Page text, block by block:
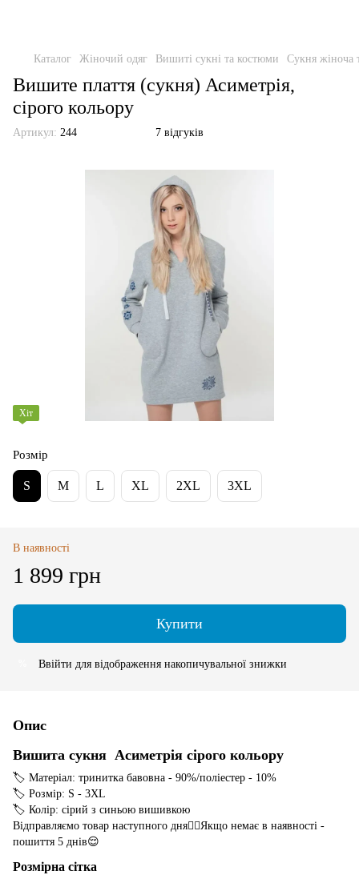
Каталог Жіночий одяг Вишиті сукні та костюми Сукня жіноча
Вишите плаття (сукня) Асиметрія,
сірого кольору
Артикул: 244 7 відгуків
Хіт
Розмір
S M L XL 2XL 3XL
В наявності
1 899 грн
Купити
Ввійти для відображення накопичувальної знижки
Опис
Вишита сукня Асиметрія сірого кольору
🏷 Матеріал: тринитка бавовна - 90%/поліестер - 10%
🏷 Розмір: S - 3XL
🏷 Колір: сірий з синьою вишивкою
Відправляємо товар наступного дня☝🏻Якщо немає в наявності -
пошиття 5 днів😌
Розмірна сітка